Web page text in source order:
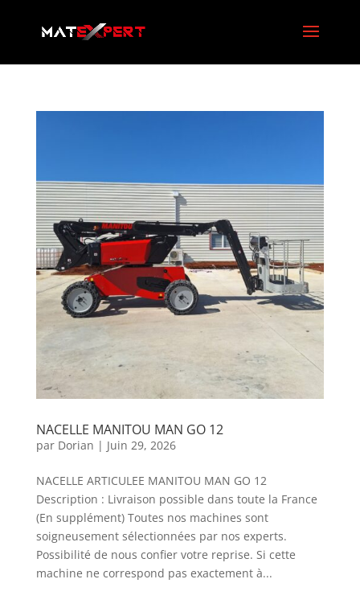
NACELLE MANITOU MAN GO 12
par Dorian | Juin 29, 2026
NACELLE ARTICULEE MANITOU MAN GO 12
Description : Livraison possible dans toute la France
(En supplément) Toutes nos machines sont
soigneusement sélectionnées par nos experts.
Possibilité de nous confier votre reprise. Si cette
machine ne correspond pas exactement à...